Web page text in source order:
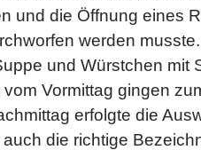
und die Öffnung eines
werden
und Würstchen mit
Vormittag gingen
erfolgte die
die richtige